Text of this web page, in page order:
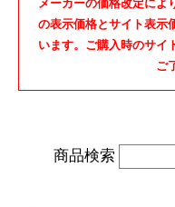
メーカーの価格改定によ
の表示価格とサイト表示
います。ご購入時のサイ
ご
商品検索